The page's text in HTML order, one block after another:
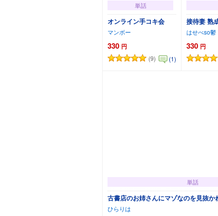
単話
オンライン手コキ会
マンボー
330 円
(9) (1)
カートに追加
接待妻 熟
はせべso鬱
330 円
単話
古書店のお姉さんにマゾなのを見抜
ひらりは